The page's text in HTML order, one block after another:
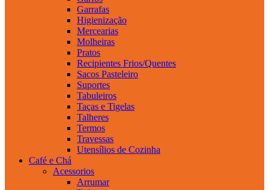
Garrafas
Higienização
Mercearias
Molheiras
Pratos
Recipientes Frios/Quentes
Sacos Pasteleiro
Suportes
Tabuleiros
Taças e Tigelas
Talheres
Termos
Travessas
Utensílios de Cozinha
Café e Chá
Acessorios
Arrumar